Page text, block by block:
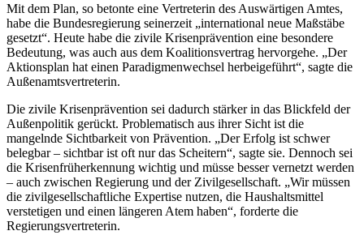
Mit dem Plan, so betonte eine Vertreterin des Auswärtigen Amtes,
habe die Bundesregierung seinerzeit „international neue Maßstäbe
gesetzt“. Heute habe die zivile Krisenprävention eine besondere
Bedeutung, was auch aus dem Koalitionsvertrag hervorgehe. „Der
Aktionsplan hat einen Paradigmenwechsel herbeigeführt“, sagte die
Außenamtsvertreterin.
Die zivile Krisenprävention sei dadurch stärker in das Blickfeld der
Außenpolitik gerückt. Problematisch aus ihrer Sicht ist die
mangelnde Sichtbarkeit von Prävention. „Der Erfolg ist schwer
belegbar – sichtbar ist oft nur das Scheitern“, sagte sie. Dennoch sei
die Krisenfrüherkennung wichtig und müsse besser vernetzt werden
– auch zwischen Regierung und der Zivilgesellschaft. „Wir müssen
die zivilgesellschaftliche Expertise nutzen, die Haushaltsmittel
verstetigen und einen längeren Atem haben“, forderte die
Regierungsvertreterin.